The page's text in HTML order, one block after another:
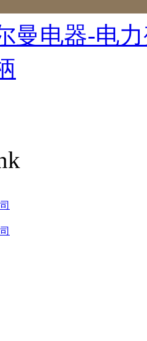
曼电器-电